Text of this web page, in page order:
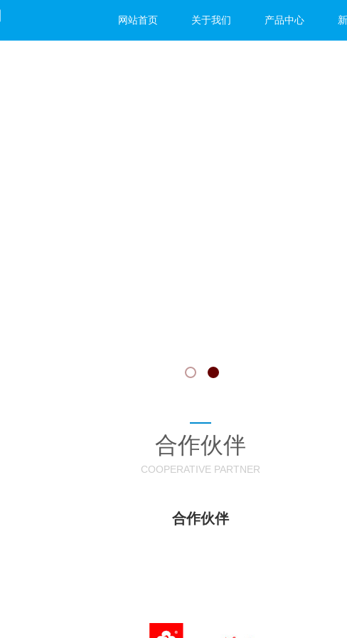
网站首页 关于我们 产品中心
合作伙伴
COOPERATIVE PARTNER
合作伙伴